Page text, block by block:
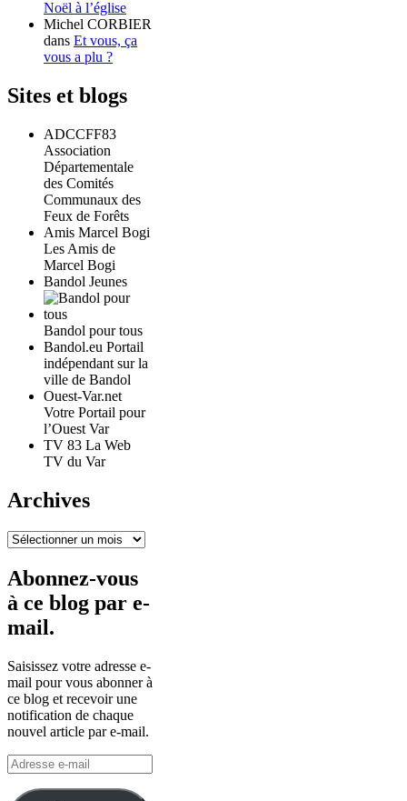
Noël à l’église
Michel CORBIER
dans Et vous, ça
vous a plu ?
Sites et blogs
ADCCFF83
Association
Départementale
des Comités
Communaux des
Feux de Forêts
Amis Marcel Bogi
Les Amis de
Marcel Bogi
Bandol Jeunes
Bandol pour tous
Bandol.eu Portail
indépendant sur la
ville de Bandol
Ouest-Var.net
Votre Portail pour
l’Ouest Var
TV 83 La Web
TV du Var
Archives
Archives
Abonnez-vous
à ce blog par e-
mail.
Saisissez votre adresse e-
mail pour vous abonner à
ce blog et recevoir une
notification de chaque
nouvel article par e-mail.
Adresse
e-
mail